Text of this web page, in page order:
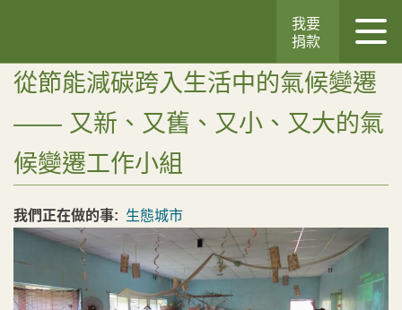
我要
捐款
從節能減碳跨入生活中的氣候變遷
—— 又新、又舊、又小、又大的氣
候變遷工作小組
我們正在做的事: 生態城市